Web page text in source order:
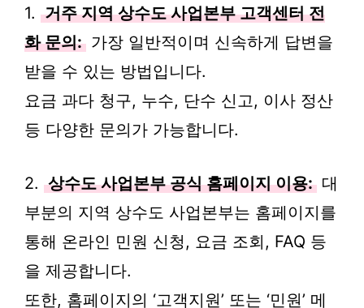
1. 거주 지역 상수도 사업본부 고객센터 전
화 문의: 가장 일반적이며 신속하게 답변을
받을 수 있는 방법입니다.
요금 과다 청구, 누수, 단수 신고, 이사 정산
등 다양한 문의가 가능합니다.
2. 상수도 사업본부 공식 홈페이지 이용: 대
부분의 지역 상수도 사업본부는 홈페이지를
통해 온라인 민원 신청, 요금 조회, FAQ 등
을 제공합니다.
또한, 홈페이지의 ‘고객지원’ 또는 ‘민원’ 메